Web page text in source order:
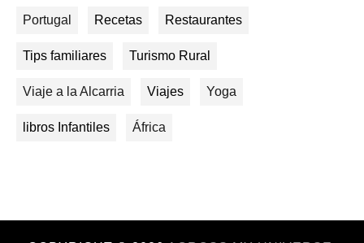
Portugal Recetas Restaurantes
Tips familiares Turismo Rural
Viaje a la Alcarria Viajes Yoga
libros Infantiles África